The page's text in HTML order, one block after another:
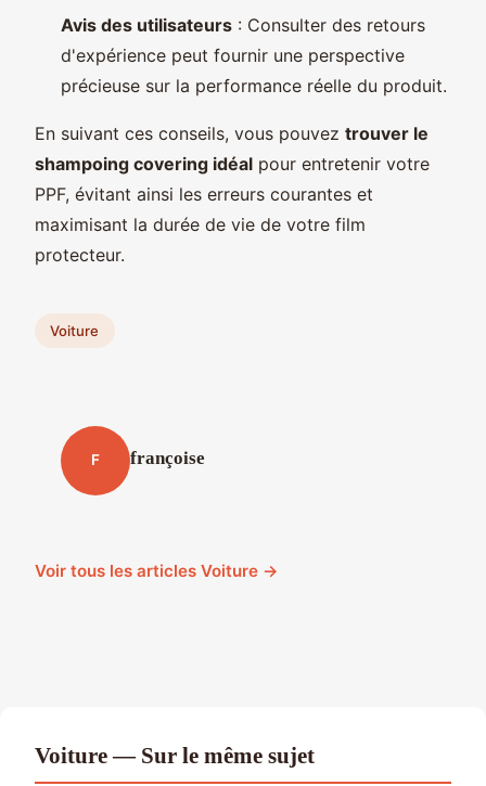
Avis des utilisateurs : Consulter des retours
d'expérience peut fournir une perspective
précieuse sur la performance réelle du produit.
En suivant ces conseils, vous pouvez trouver le
shampoing covering idéal pour entretenir votre
PPF, évitant ainsi les erreurs courantes et
maximisant la durée de vie de votre film
protecteur.
Voiture
F françoise
Voir tous les articles Voiture →
Voiture — Sur le même sujet